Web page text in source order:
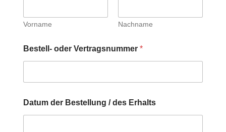
Vorname Nachname
e
r
u
c
h
Bestell- oder Vertragsnummer *
Datum der Bestellung / des Erhalts